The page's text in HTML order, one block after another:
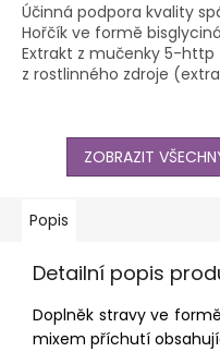
Účinná podpora kvality
Hořčík ve formě
Extrakt z mučenky 5-
z rostlinného zdroje
ZOBRAZIT
Popis
Detailní popis
Doplněk stravy ve
mixem příchutí